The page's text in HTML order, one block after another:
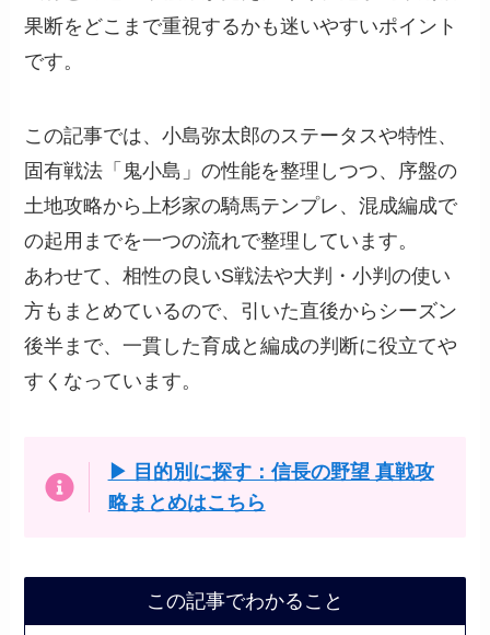
果断をどこまで重視するかも迷いやすいポイント
です。
この記事では、小島弥太郎のステータスや特性、
固有戦法「鬼小島」の性能を整理しつつ、序盤の
土地攻略から上杉家の騎馬テンプレ、混成編成で
の起用までを一つの流れで整理しています。
あわせて、相性の良いS戦法や大判・小判の使い
方もまとめているので、引いた直後からシーズン
後半まで、一貫した育成と編成の判断に役立てや
すくなっています。
▶ 目的別に探す：信長の野望 真戦攻
略まとめはこちら
この記事でわかること